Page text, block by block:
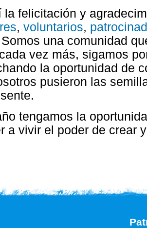
la felicitación y
, voluntarios,
Somos una comunidad
vez más, sigamos
la oportunidad de
pusieron las
tengamos la
a vivir el poder de crear